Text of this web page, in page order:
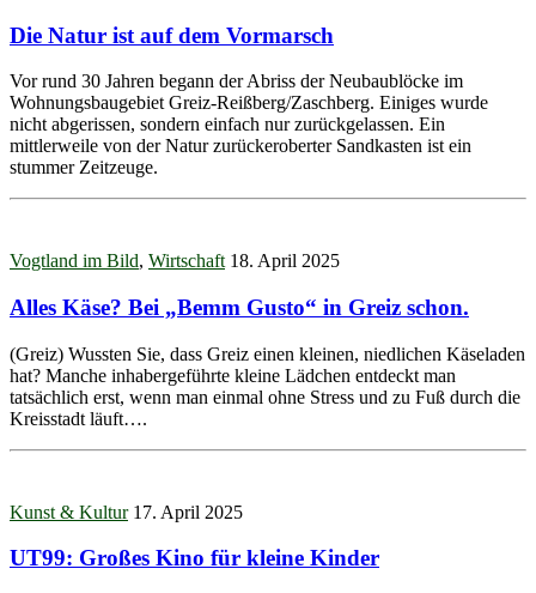
Die Natur ist auf dem Vormarsch
Vor rund 30 Jahren begann der Abriss der Neubaublöcke im
Wohnungsbaugebiet Greiz-Reißberg/Zaschberg. Einiges wurde
nicht abgerissen, sondern einfach nur zurückgelassen. Ein
mittlerweile von der Natur zurückeroberter Sandkasten ist ein
stummer Zeitzeuge.
Vogtland im Bild, Wirtschaft 18. April 2025
Alles Käse? Bei „Bemm Gusto“ in Greiz schon.
(Greiz) Wussten Sie, dass Greiz einen kleinen, niedlichen Käseladen
hat? Manche inhabergeführte kleine Lädchen entdeckt man
tatsächlich erst, wenn man einmal ohne Stress und zu Fuß durch die
Kreisstadt läuft….
Kunst & Kultur 17. April 2025
UT99: Großes Kino für kleine Kinder